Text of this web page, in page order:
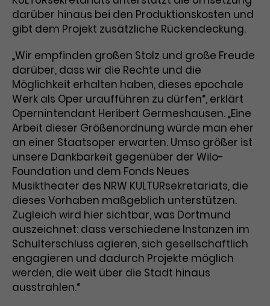
darüber hinaus bei den Produktionskosten und
gibt dem Projekt zusätzliche Rückendeckung.
„Wir empfinden großen Stolz und große Freude
darüber, dass wir die Rechte und die
Möglichkeit erhalten haben, dieses epochale
Werk als Oper uraufführen zu dürfen“, erklärt
Opernintendant Heribert Germeshausen. „Eine
Arbeit dieser Größenordnung würde man eher
an einer Staatsoper erwarten. Umso größer ist
unsere Dankbarkeit gegenüber der Wilo-
Foundation und dem Fonds Neues
Musiktheater des NRW KULTURsekretariats, die
dieses Vorhaben maßgeblich unterstützen.
Zugleich wird hier sichtbar, was Dortmund
auszeichnet: dass verschiedene Instanzen im
Schulterschluss agieren, sich gesellschaftlich
engagieren und dadurch Projekte möglich
werden, die weit über die Stadt hinaus
ausstrahlen.“